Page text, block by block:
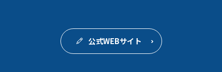
公式WEBサイト